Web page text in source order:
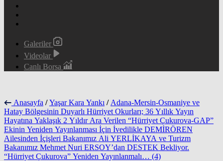
Galeriler
Videolar
Canlı Borsa
Anasayfa / Yaşar Kara Yankı / Adana-Mersin-Osmaniye ve
Hatay Bölgesinin Duyarlı Hürriyet Okurları; 36 Yıllık Yayın
Hayatına Yaklaşık 2 Yıldır Ara Verilen “Hürriyet Çukurova-GAP”
Ekinin Yeniden Yayınlanması İçin İvedilikle DEMİRÖREN
Ailesinden İçişleri Bakanımız Ali YERLİKAYA ve Turizm
Bakanımız Mehmet Nuri ERSOY’dan DESTEK Bekliyor.
“Hürriyet Çukurova” Yeniden Yayınlanmalı… (4)